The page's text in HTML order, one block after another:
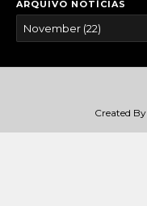
ARQUIVO NOTÍCIAS
Created By